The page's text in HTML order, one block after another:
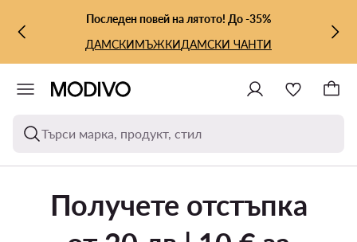
КЪМ ОСНОВНОТО СЪДЪРЖАНИЕ
КЪМ ТЪРСЕНЕПоследен повей на лятото! До -35%
ДАМСКИМЪЖКИДАМСКИ ЧАНТИ
Търси марка, продукт, стил
Получете отстъпка